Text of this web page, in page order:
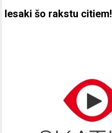
Iesaki šo rakstu citiem!